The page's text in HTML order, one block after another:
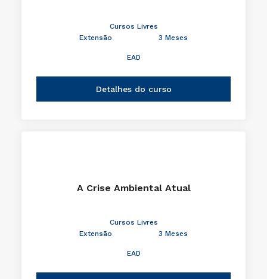
Cursos Livres
Extensão
3 Meses
EAD
Detalhes do curso
A Crise Ambiental Atual
Cursos Livres
Extensão
3 Meses
EAD